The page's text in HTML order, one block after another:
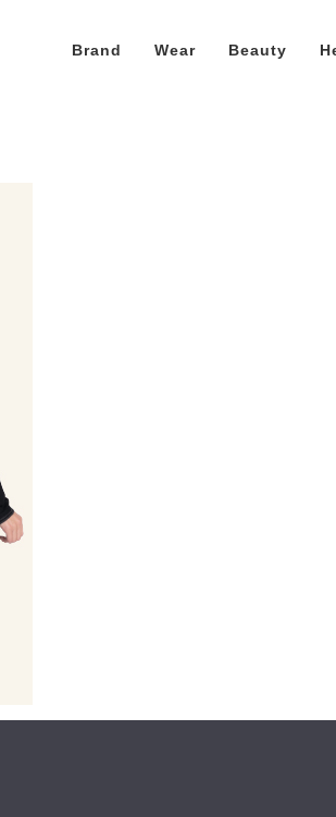
Brand Wear Beauty